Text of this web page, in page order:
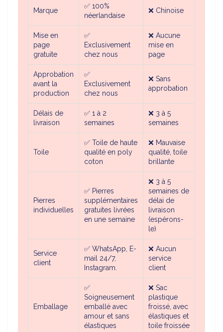
Marque
✅ 100%
néerlandaise
❌ Chinoise
Mise en
page
gratuite
✅
Exclusivement
chez nous
❌ Aucune
mise en
page
Approbation
avant la
production
✅
Exclusivement
chez nous
❌ Sans
approbation
Délais de
livraison
✅ 1 à 2
semaines
❌ 3 à 5
semaines
Toile
✅ Toile de haute
qualité en poly
coton
❌ Mauvaise
qualité, toile
brillante
Pierres
individuelles
✅ Pierres
supplémentaires
gratuites livrées
en une semaine
❌ 3 à 5
semaines de
délai de
livraison
(espérons-
le)
Service
client
✅ WhatsApp, E-
mail 24/7,
Instagram.
❌ Aucun
service
client
Emballage
✅
Soigneusement
emballé avec
amour et sans
élastiques
❌ Sac
plastique
froissé, avec
élastiques et
toile froissée